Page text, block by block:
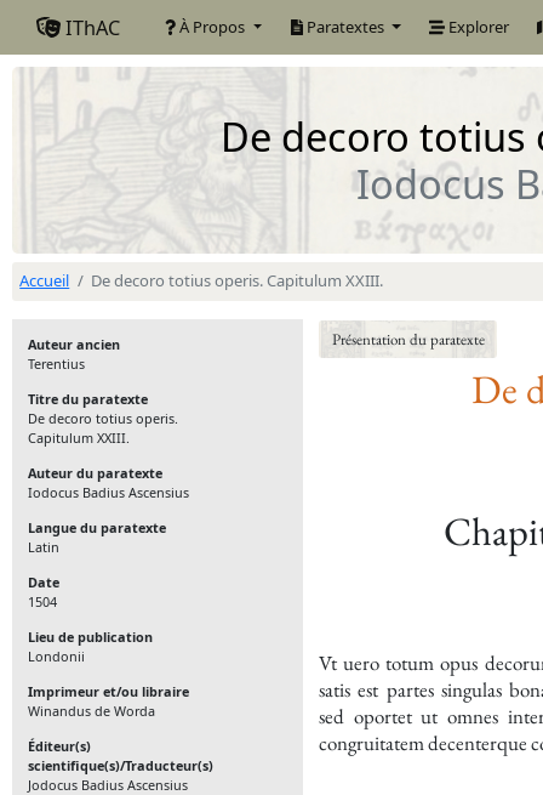
IThAC À Propos Paratextes Explorer
De decoro totius
Iodocus
Accueil De decoro totius operis. Capitulum XXIII.
Auteur ancien
Terentius
Titre du paratexte
De decoro totius operis.
Capitulum XXIII.
Auteur du paratexte
Iodocus Badius Ascensius
Langue du paratexte
Latin
Date
1504
Lieu de publication
Londonii
Imprimeur et/ou libraire
Winandus de Worda
Éditeur(s)
scientifique(s)/Traducteur(s)
Jodocus Badius Ascensius
Présentation du paratexte
De
Vt uero totum opus
satis est partes singulas
sed oportet ut omnes
congruitatem decenterque